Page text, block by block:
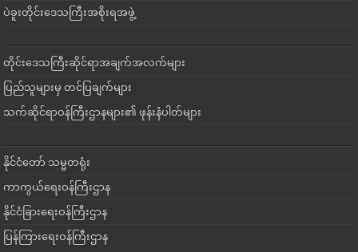
ပဲခူးတိုင်းဒေသကြီးအစိုးရအဖွဲ့
တိုင်းဒေသကြီးဆိုင်ရာအချက်အလက်များ
ပြည်သူများမှ တင်ပြချက်များ
သက်ဆိုင်ရာဝန်ကြီးဌာနများ၏ ဖုန်းနံပါတ်များ
နိုင်ငံတော် သမ္မတရုံး
ကာကွယ်ရေးဝန်ကြီးဌာန
နိုင်ငံခြားရေးဝန်ကြီးဌာန
ပြန်ကြားရေးဝန်ကြီးဌာန